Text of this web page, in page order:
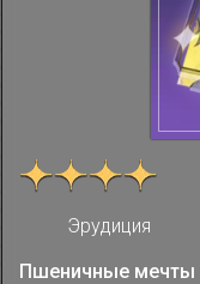
Эрудиция
Пшеничные мечты